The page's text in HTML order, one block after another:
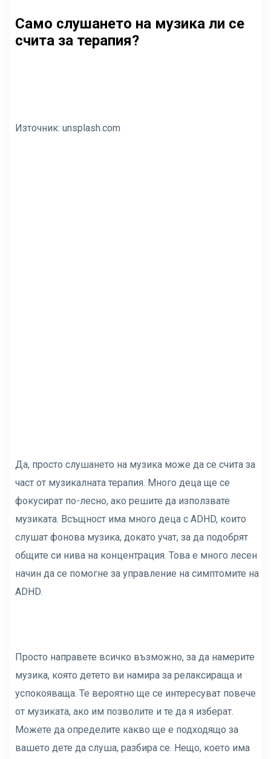
Само слушането на музика ли се
счита за терапия?
Източник: unsplash.com
Да, просто слушането на музика може да се счита за
част от музикалната терапия. Много деца ще се
фокусират по-лесно, ако решите да използвате
музиката. Всъщност има много деца с ADHD, които
слушат фонова музика, докато учат, за да подобрят
общите си нива на концентрация. Това е много лесен
начин да се помогне за управление на симптомите на
ADHD.
Просто направете всичко възможно, за да намерите
музика, която детето ви намира за релаксираща и
успокояваща. Те вероятно ще се интересуват повече
от музиката, ако им позволите и те да я изберат.
Можете да определите какво ще е подходящо за
вашето дете да слуша, разбира се. Нещо, което има